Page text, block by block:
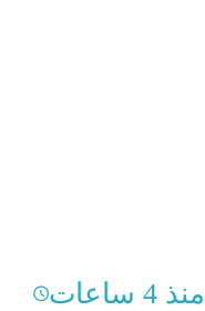
منذ 4 ساعات